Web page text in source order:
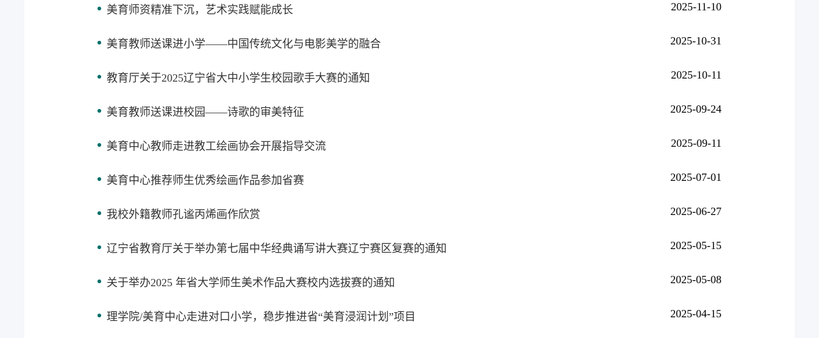
美育师资精准下沉，艺术实践赋能成长 2025-11-10
美育教师送课进小学——中国传统文化与电影美学的融合 2025-10-31
教育厅关于2025辽宁省大中小学生校园歌手大赛的通知 2025-10-11
美育教师送课进校园——诗歌的审美特征 2025-09-24
美育中心教师走进教工绘画协会开展指导交流 2025-09-11
美育中心推荐师生优秀绘画作品参加省赛 2025-07-01
我校外籍教师孔谧丙烯画作欣赏 2025-06-27
辽宁省教育厅关于举办第七届中华经典诵写讲大赛辽宁赛区复赛的通知 2025-05-15
关于举办2025 年省大学师生美术作品大赛校内选拔赛的通知 2025-05-08
理学院/美育中心走进对口小学，稳步推进省“美育浸润计划”项目 2025-04-15